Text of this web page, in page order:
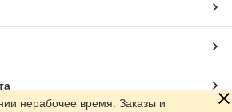
нерабочее время. Заказы и